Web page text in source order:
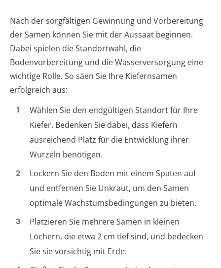
Nach der sorgfältigen Gewinnung und Vorbereitung
der Samen können Sie mit der Aussaat beginnen.
Dabei spielen die Standortwahl, die
Bodenvorbereitung und die Wasserversorgung eine
wichtige Rolle. So säen Sie Ihre Kiefernsamen
erfolgreich aus:
Wählen Sie den endgültigen Standort für Ihre
Kiefer. Bedenken Sie dabei, dass Kiefern
ausreichend Platz für die Entwicklung ihrer
Wurzeln benötigen.
Lockern Sie den Boden mit einem Spaten auf
und entfernen Sie Unkraut, um den Samen
optimale Wachstumsbedingungen zu bieten.
Platzieren Sie mehrere Samen in kleinen
Löchern, die etwa 2 cm tief sind, und bedecken
Sie sie vorsichtig mit Erde.